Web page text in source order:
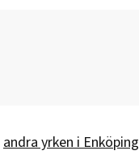
andra yrken iEnköping